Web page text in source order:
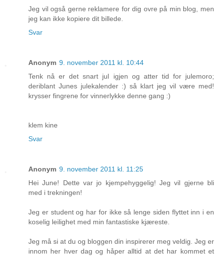
Jeg vil også gerne reklamere for dig ovre på min blog, men
jeg kan ikke kopiere dit billede.
Svar
Anonym 9. november 2011 kl. 10:44
Tenk nå er det snart jul igjen og atter tid for julemoro;
deriblant Junes julekalender :) så klart jeg vil være med!
krysser fingrene for vinnerlykke denne gang :)
klem kine
Svar
Anonym 9. november 2011 kl. 11:25
Hei June! Dette var jo kjempehyggelig! Jeg vil gjerne bli
med i trekningen!
Jeg er student og har for ikke så lenge siden flyttet inn i en
koselig leilighet med min fantastiske kjæreste.
Jeg må si at du og bloggen din inspirerer meg veldig. Jeg er
innom her hver dag og håper alltid at det har kommet et